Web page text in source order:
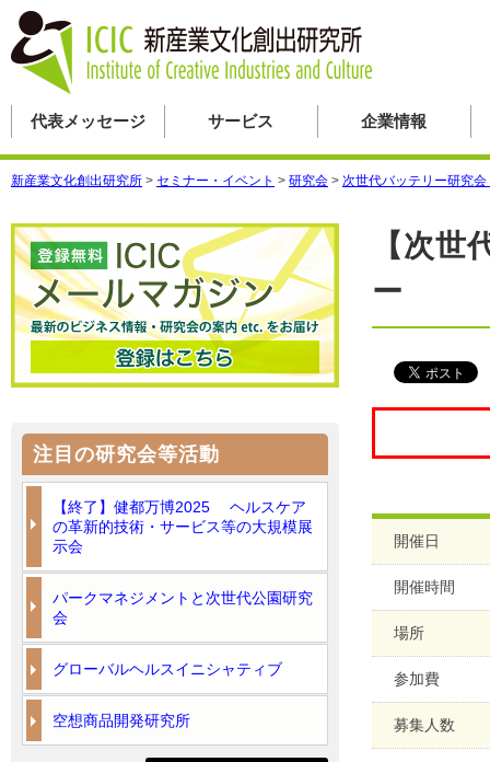
代表メッセージ サービス 企業情報
新産業文化創出研究所 > セミナー・イベント > 研究会 > 次世代バッテリー研究
【次
ー
開催日
開催時間
場所
参加費
募集人数
注目の研究会等活動
【終了】健都万博2025 ヘルスケア
の革新的技術・サービス等の大規模展
示会
パークマネジメントと次世代公園研究
会
グローバルヘルスイニシャティブ
空想商品開発研究所